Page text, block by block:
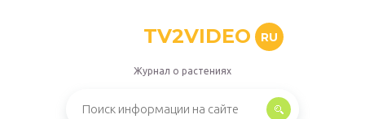
TV2VIDEO RU
Журнал о растениях